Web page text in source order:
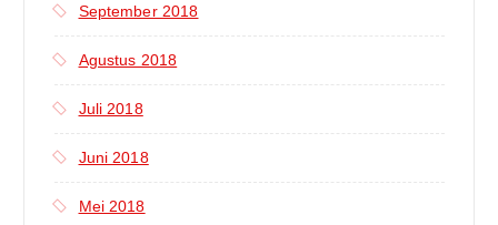
September 2018
Agustus 2018
Juli 2018
Juni 2018
Mei 2018